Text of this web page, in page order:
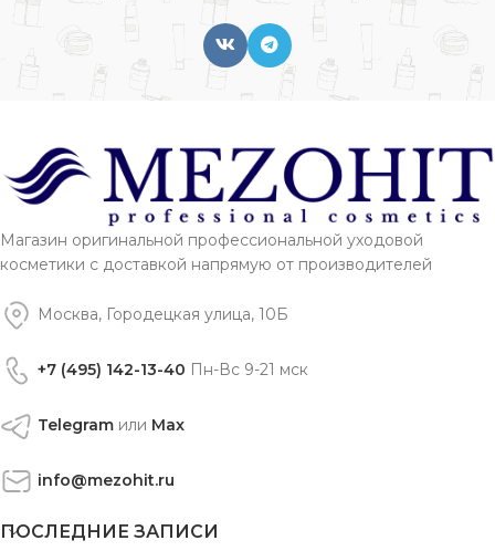
Магазин оригинальной профессиональной уходовой
косметики с доставкой напрямую от производителей
Москва, Городецкая улица, 10Б
+7 (495) 142-13-40 Пн-Вс 9-21 мск
Telegram или Max
info@mezohit.ru
ПОСЛЕДНИЕ ЗАПИСИ